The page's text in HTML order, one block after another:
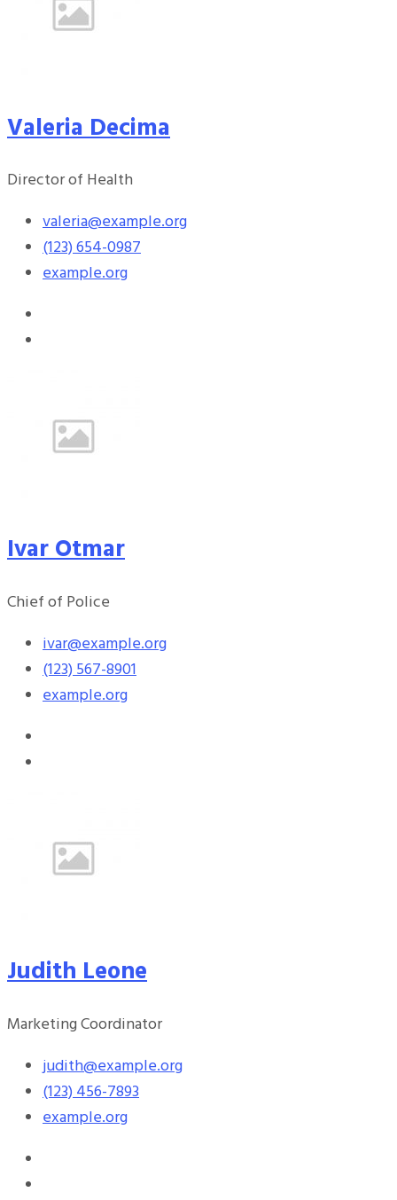
Valeria Decima
Director of Health
valeria@example.org
(123) 654-0987
example.org
Ivar Otmar
Chief of Police
ivar@example.org
(123) 567-8901
example.org
Judith Leone
Marketing Coordinator
judith@example.org
(123) 456-7893
example.org